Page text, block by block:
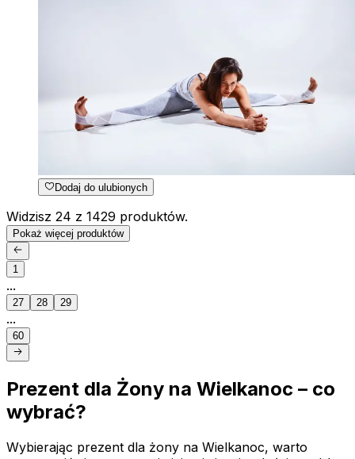
Dodaj do ulubionych
Widzisz 24 z 1429 produktów.
Pokaż więcej produktów
1
...
27 28 29
...
60
Prezent dla Żony na Wielkanoc – co
wybrać?
Wybierając prezent dla żony na Wielkanoc, warto